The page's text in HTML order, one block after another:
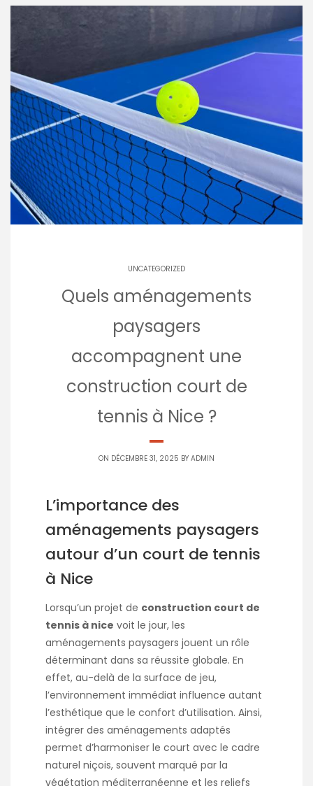
UNCATEGORIZED
Quels aménagements
paysagers
accompagnent une
construction court de
tennis à Nice ?
ON DÉCEMBRE 31, 2025 BY ADMIN
L’importance des
aménagements paysagers
autour d’un court de tennis
à Nice
Lorsqu’un projet de construction court de
tennis à nice voit le jour, les
aménagements paysagers jouent un rôle
déterminant dans sa réussite globale. En
effet, au-delà de la surface de jeu,
l’environnement immédiat influence autant
l’esthétique que le confort d’utilisation. Ainsi,
intégrer des aménagements adaptés
permet d’harmoniser le court avec le cadre
naturel niçois, souvent marqué par la
végétation méditerranéenne et les reliefs